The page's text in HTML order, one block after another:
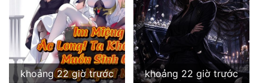
khoảng 22 giờ trước
khoảng 22 giờ trước